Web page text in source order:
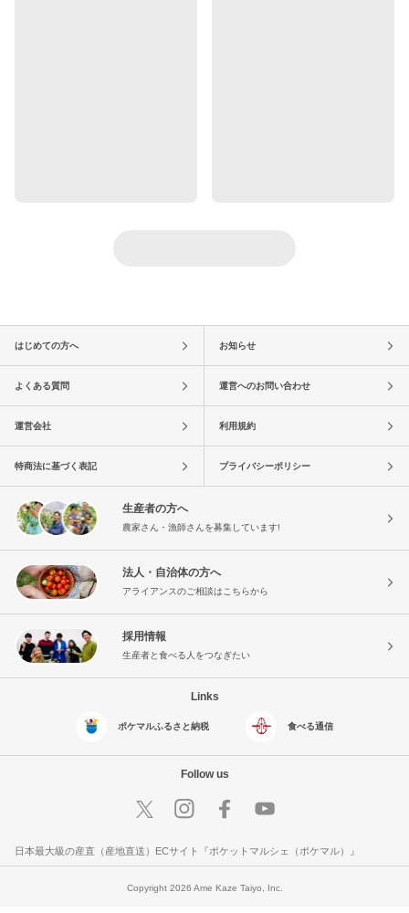
はじめての方へ お知らせ
よくある質問 運営へのお問い合わせ
運営会社 利用規約
特商法に基づく表記 プライバシーポリシー
生産者の方へ
農家さん・漁師さんを募集しています!
法人・自治体の方へ
アライアンスのご相談はこちらから
採用情報
生産者と食べる人をつなぎたい
Links
ポケマルふるさと納税 食べる通信
Follow us
日本最大級の産直（産地直送）ECサイト『ポケットマルシェ（ポケマル）』
Copyright 2026 Ame Kaze Taiyo, Inc.